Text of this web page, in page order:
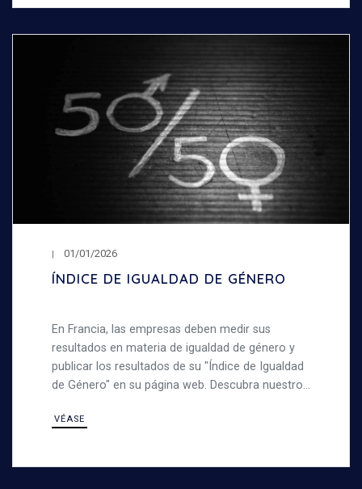
01/01/2026
ÍNDICE DE IGUALDAD DE GÉNERO
En Francia, las empresas deben medir sus
resultados en materia de igualdad de género y
publicar los resultados de su "Índice de Igualdad
de Género" en su página web. Descubra nuestro
VÉASE